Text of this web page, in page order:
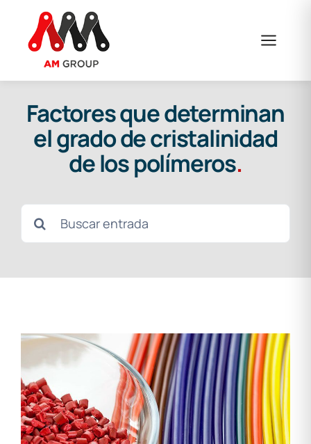
contenido
Factores que determinan
el grado de cristalinidad
de los polímeros.
Buscar: